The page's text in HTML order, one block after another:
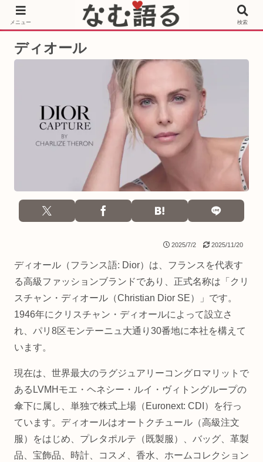
［PR］Prime Video もっと観るならサブスクリプション
ディオール
2025/7/2 2025/11/20
ディオール（フランス語: Dior）は、フランスを代表す
る高級ファッションブランドであり、正式名称は「クリ
スチャン・ディオール（Christian Dior SE）」です。
1946年にクリスチャン・ディオールによって設立さ
れ、パリ8区モンテーニュ大通り30番地に本社を構えて
います。
現在は、世界最大のラグジュアリーコングロマリットで
あるLVMHモエ・ヘネシー・ルイ・ヴィトングループの
傘下に属し、単独で株式上場（Euronext: CDI）を行っ
ています。ディオールはオートクチュール（高級注文
服）をはじめ、プレタポルテ（既製服）、バッグ、革製
品、宝飾品、時計、コスメ、香水、ホームコレクション
メニュー 検索